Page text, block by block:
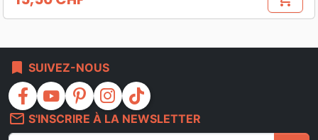
Prix
bookmark SUIVEZ-NOUS
facebook youtube pinterest instagram
tiktok
mail_outline S'INSCRIRE À LA NEWSLETTER